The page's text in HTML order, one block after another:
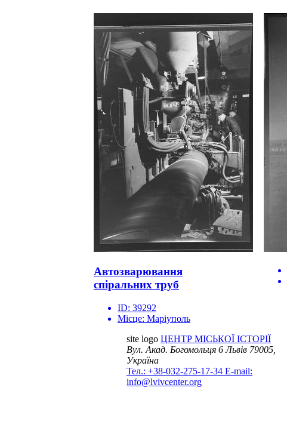
Автозварювання
спіральних труб
ID: 39292
Місце: Маріуполь
site logo ЦЕНТР МІСЬКОЇ ІСТОРІЇ
Вул. Акад. Богомольця 6Львів 79005,
Україна
Тел.: +38-032-275-17-34 E-mail:
info@lvivcenter.org